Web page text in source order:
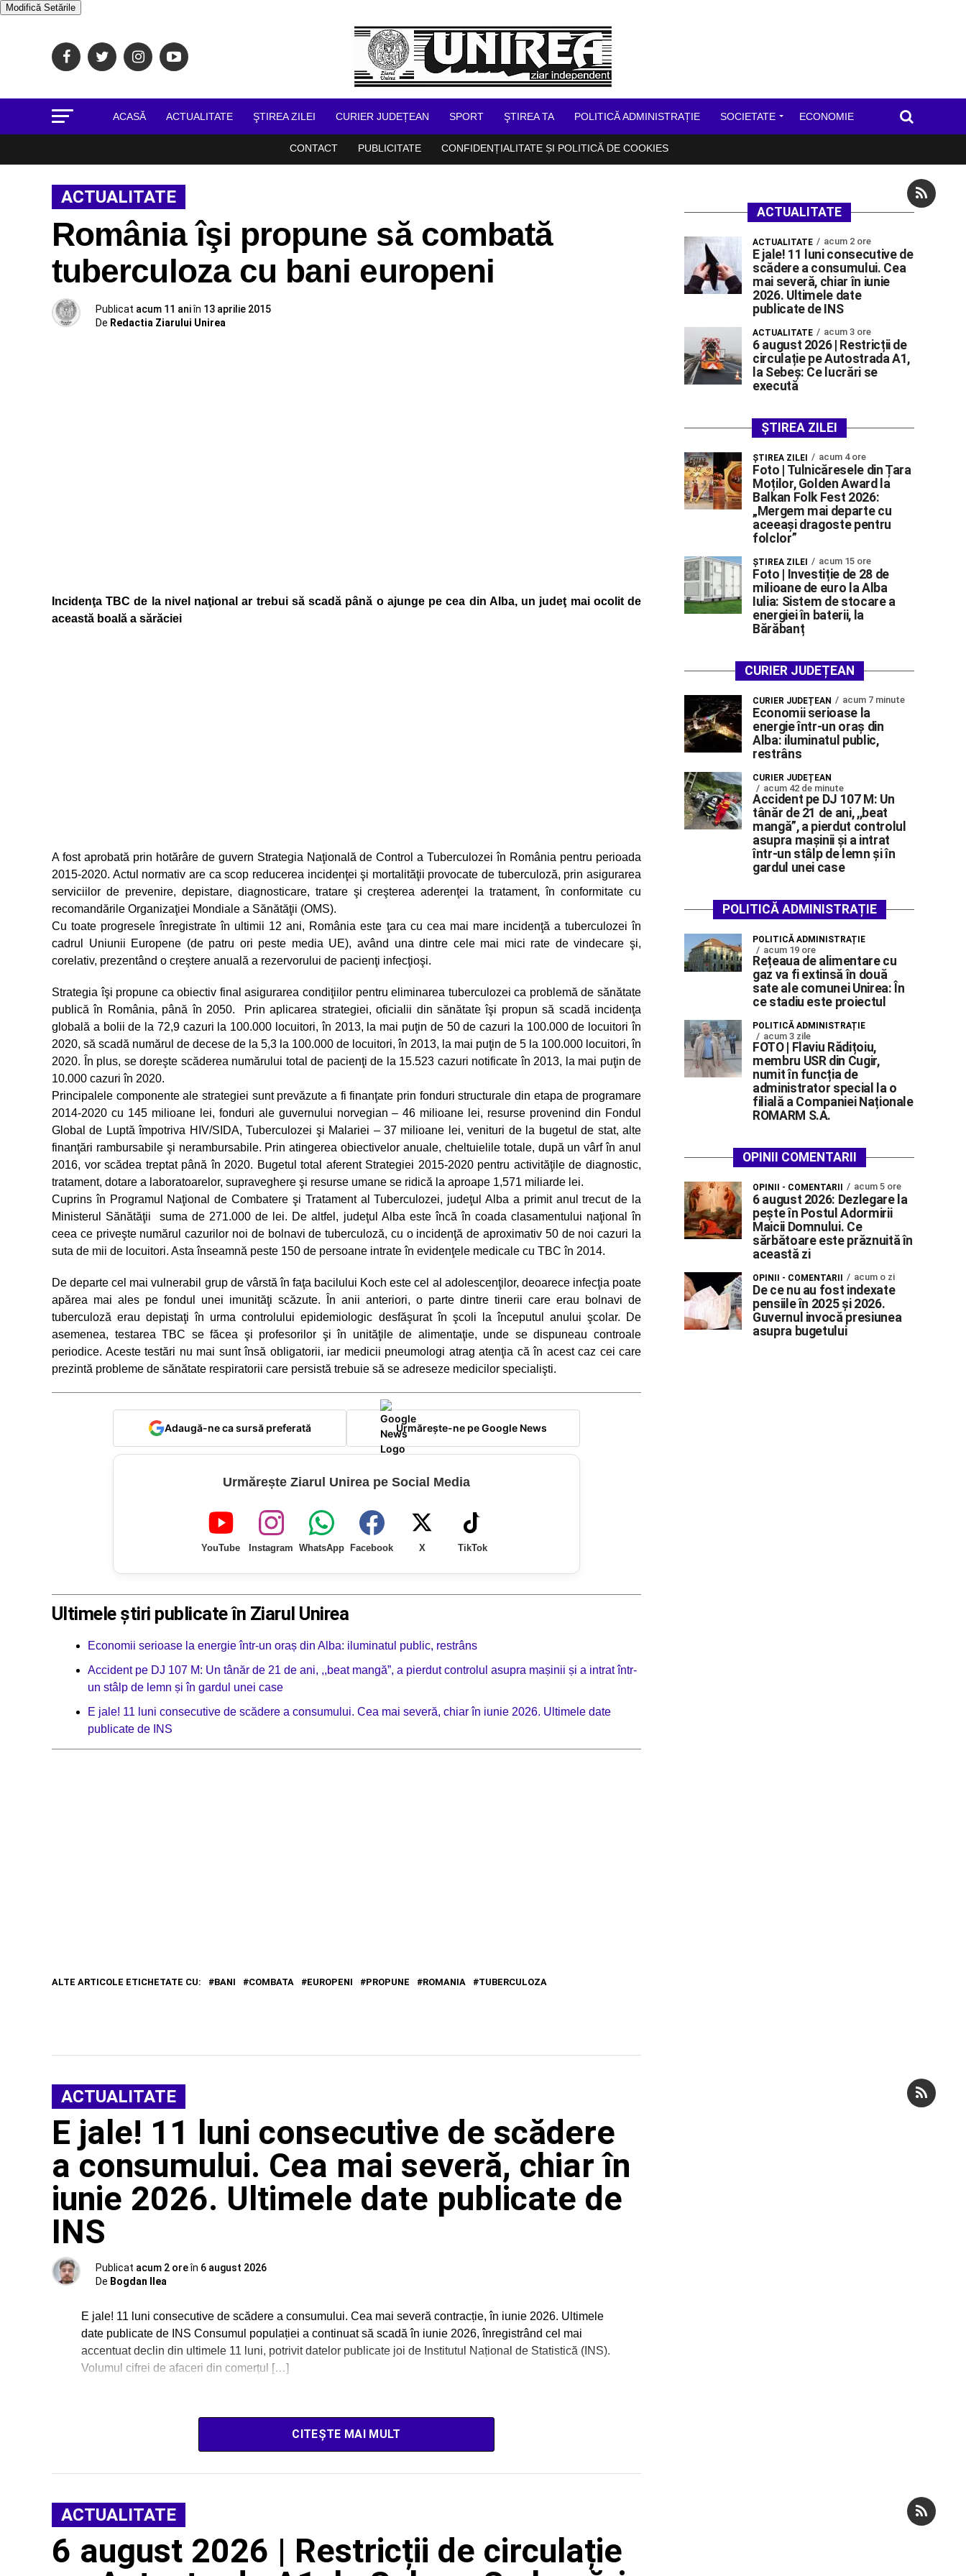
Modifică Setările
ACASĂ ACTUALITATE ŞTIREA ZILEI CURIER JUDEȚEAN SPORT ŞTIREA TA POLITICĂ ADMINISTRAȚIE SOCIETATE ECONOMIE
CONTACT PUBLICITATE CONFIDENȚIALITATE ȘI POLITICĂ DE COOKIES
ACTUALITATE
România îşi propune să combată
tuberculoza cu bani europeni
Publicat acum 11 aniîn 13 aprilie 2015
De Redactia Ziarului Unirea
Incidenţa TBC de la nivel naţional ar trebui să scadă până o ajunge pe cea din Alba, un judeţ mai ocolit de
această boală a sărăciei
A fost aprobată prin hotărâre de guvern Strategia Naţională de Control a Tuberculozei în România pentru perioada
2015-2020. Actul normativ are ca scop reducerea incidenţei şi mortalităţii provocate de tuberculoză, prin asigurarea
serviciilor de prevenire, depistare, diagnosticare, tratare şi creşterea aderenţei la tratament, în conformitate cu
recomandările Organizaţiei Mondiale a Sănătăţii (OMS).
Cu toate progresele înregistrate în ultimii 12 ani, România este ţara cu cea mai mare incidenţă a tuberculozei în
cadrul Uniunii Europene (de patru ori peste media UE), având una dintre cele mai mici rate de vindecare şi,
corelativ, prezentând o creştere anuală a rezervorului de pacienţi infecţioşi.
Strategia îşi propune ca obiectiv final asigurarea condiţiilor pentru eliminarea tuberculozei ca problemă de sănătate
publică în România, până în 2050. Prin aplicarea strategiei, oficialii din sănătate îşi propun să scadă incidenţa
globală a bolii de la 72,9 cazuri la 100.000 locuitori, în 2013, la mai puţin de 50 de cazuri la 100.000 de locuitori în
2020, să scadă numărul de decese de la 5,3 la 100.000 de locuitori, în 2013, la mai puţin de 5 la 100.000 locuitori, în
2020. În plus, se doreşte scăderea numărului total de pacienţi de la 15.523 cazuri notificate în 2013, la mai puţin de
10.000 cazuri în 2020.
Principalele componente ale strategiei sunt prevăzute a fi finanţate prin fonduri structurale din etapa de programare
2014-2020 cu 145 milioane lei, fonduri ale guvernului norvegian – 46 milioane lei, resurse provenind din Fondul
Global de Luptă împotriva HIV/SIDA, Tuberculozei şi Malariei – 37 milioane lei, venituri de la bugetul de stat, alte
finanţări rambursabile şi nerambursabile. Prin atingerea obiectivelor anuale, cheltuielile totale, după un vârf în anul
2016, vor scădea treptat până în 2020. Bugetul total aferent Strategiei 2015-2020 pentru activităţile de diagnostic,
tratament, dotare a laboratoarelor, supraveghere şi resurse umane se ridică la aproape 1,571 miliarde lei.
Cuprins în Programul Naţional de Combatere şi Tratament al Tuberculozei, judeţul Alba a primit anul trecut de la
Ministerul Sănătăţii suma de 271.000 de lei. De altfel, judeţul Alba este încă în coada clasamentului naţional în
ceea ce priveşte numărul cazurilor noi de bolnavi de tuberculoză, cu o incidenţă de aproximativ 50 de noi cazuri la
suta de mii de locuitori. Asta înseamnă peste 150 de persoane intrate în evidenţele medicale cu TBC în 2014.
De departe cel mai vulnerabil grup de vârstă în faţa bacilului Koch este cel al adolescenţilor, deoarece infecţia poate
apărea mai ales pe fondul unei imunităţi scăzute. În anii anteriori, o parte dintre tinerii care erau bolnavi de
tuberculoză erau depistaţi în urma controlului epidemiologic desfăşurat în şcoli la începutul anului şcolar. De
asemenea, testarea TBC se făcea şi profesorilor şi în unităţile de alimentaţie, unde se dispuneau controale
periodice. Aceste testări nu mai sunt însă obligatorii, iar medicii pneumologi atrag atenţia că în acest caz cei care
prezintă probleme de sănătate respiratorii care persistă trebuie să se adreseze medicilor specialişti.
Adaugă-ne ca sursă preferată Urmărește-ne pe Google News
Urmărește Ziarul Unirea pe Social Media
YouTube Instagram WhatsApp Facebook X TikTok
Ultimele știri publicate în Ziarul Unirea
Economii serioase la energie într-un oraș din Alba: iluminatul public, restrâns
Accident pe DJ 107 M: Un tânăr de 21 de ani, ,,beat mangă”, a pierdut controlul asupra mașinii și a intrat într-
un stâlp de lemn și în gardul unei case
E jale! 11 luni consecutive de scădere a consumului. Cea mai severă, chiar în iunie 2026. Ultimele date
publicate de INS
ALTE ARTICOLE ETICHETATE CU: BANI COMBATA EUROPENI PROPUNE ROMANIA TUBERCULOZA
ACTUALITATE
E jale! 11 luni consecutive de scădere
a consumului. Cea mai severă, chiar în
iunie 2026. Ultimele date publicate de
INS
Publicat acum 2 oreîn 6 august 2026
De Bogdan Ilea
E jale! 11 luni consecutive de scădere a consumului. Cea mai severă contracție, în iunie 2026. Ultimele
date publicate de INS Consumul populației a continuat să scadă în iunie 2026, înregistrând cel mai
accentuat declin din ultimele 11 luni, potrivit datelor publicate joi de Institutul Național de Statistică (INS).
Volumul cifrei de afaceri din comerțul […]
CITEȘTE MAI MULT
ACTUALITATE
6 august 2026 | Restricții de circulație
ACTUALITATE
ACTUALITATE acum 2 ore
E jale! 11 luni consecutive de
scădere a consumului. Cea
mai severă, chiar în iunie
2026. Ultimele date
publicate de INS
ACTUALITATE acum 3 ore
6 august 2026 | Restricții de
circulație pe Autostrada A1,
la Sebeș: Ce lucrări se
execută
ȘTIREA ZILEI
ŞTIREA ZILEI acum 4 ore
Foto | Tulnicăresele din Țara
Moților, Golden Award la
Balkan Folk Fest 2026:
„Mergem mai departe cu
aceeași dragoste pentru
folclor”
ŞTIREA ZILEI acum 15 ore
Foto | Investiție de 28 de
milioane de euro la Alba
Iulia: Sistem de stocare a
energiei în baterii, la
Bărăbanț
CURIER JUDEȚEAN
CURIER JUDEȚEAN acum 7 minute
Economii serioase la
energie într-un oraș din
Alba: iluminatul public,
restrâns
CURIER JUDEȚEAN
acum 42 de minute
Accident pe DJ 107 M: Un
tânăr de 21 de ani, ,,beat
mangă”, a pierdut controlul
asupra mașinii și a intrat
într-un stâlp de lemn și în
gardul unei case
POLITICĂ ADMINISTRAȚIE
POLITICĂ ADMINISTRAȚIE
acum 19 ore
Rețeaua de alimentare cu
gaz va fi extinsă în două
sate ale comunei Unirea: În
ce stadiu este proiectul
POLITICĂ ADMINISTRAȚIE
acum 3 zile
FOTO | Flaviu Rădițoiu,
membru USR din Cugir,
numit în funcția de
administrator special la o
filială a Companiei Naționale
ROMARM S.A.
OPINII COMENTARII
OPINII - COMENTARII acum 5 ore
6 august 2026: Dezlegare la
pește în Postul Adormirii
Maicii Domnului. Ce
sărbătoare este prăznuită în
această zi
OPINII - COMENTARII acum o zi
De ce nu au fost indexate
pensiile în 2025 și 2026.
Guvernul invocă presiunea
asupra bugetului